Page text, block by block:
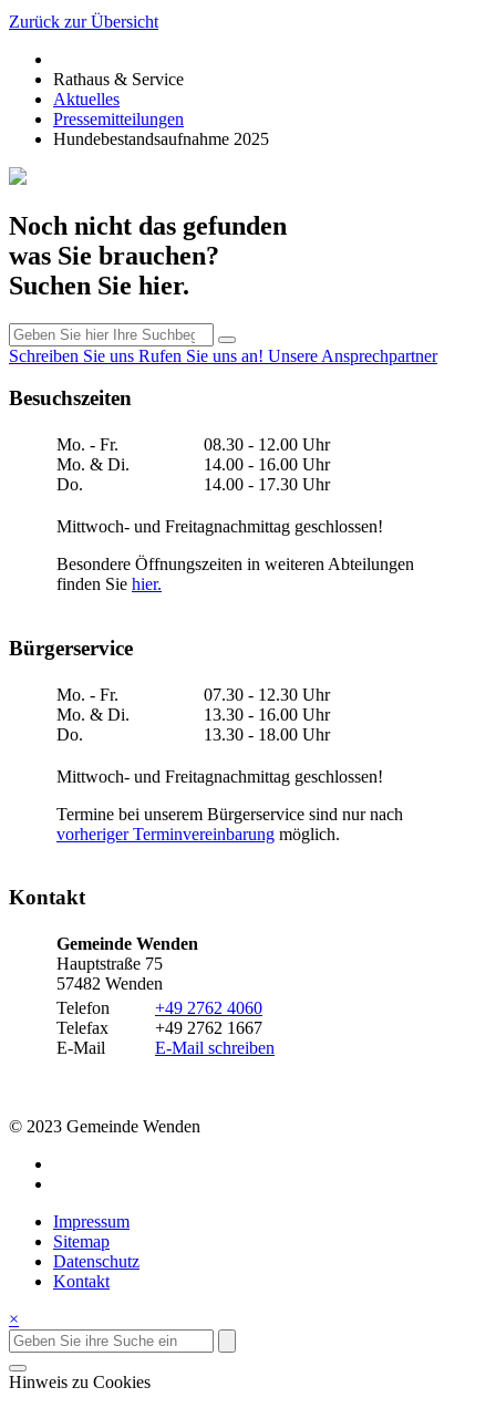
Zurück zur Übersicht
Rathaus & Service
Aktuelles
Pressemitteilungen
Hundebestandsaufnahme 2025
Noch nicht das gefunden
was Sie brauchen?
Suchen Sie hier.
Schreiben Sie uns Rufen Sie uns an! Unsere Ansprechpartner
Besuchszeiten
Mo. - Fr.
Mo. & Di.
Do.
08.30 - 12.00 Uhr
14.00 - 16.00 Uhr
14.00 - 17.30 Uhr
Mittwoch- und Freitagnachmittag geschlossen!
Besondere Öffnungszeiten in weiteren Abteilungen
finden Sie hier.
Bürgerservice
Mo. - Fr.
Mo. & Di.
Do.
07.30 - 12.30 Uhr
13.30 - 16.00 Uhr
13.30 - 18.00 Uhr
Mittwoch- und Freitagnachmittag geschlossen!
Termine bei unserem Bürgerservice sind nur nach
vorheriger Terminvereinbarung möglich.
Kontakt
Gemeinde Wenden
Hauptstraße 75
57482 Wenden
Telefon
Telefax
E-Mail
+49 2762 4060
+49 2762 1667
E-Mail schreiben
© 2023 Gemeinde Wenden
Impressum
Sitemap
Datenschutz
Kontakt
×
Hinweis zu Cookies